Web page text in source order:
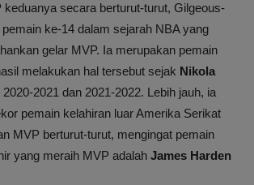
keduanya secara berturut-turut, Gilgeous-
ke-14 dalam sejarah NBA yang
gelar MVP. Ia merupakan pemain
melakukan hal tersebut sejak Nikola
2021 dan 2021-2022. Lebih jauh, ia
pemain kelahiran luar Amerika Serikat
MVP berturut-turut, mengingat pemain
yang meraih MVP adalah James Harden